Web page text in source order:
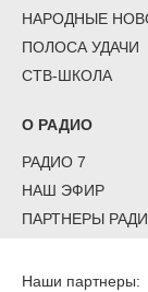
НАРОДНЫЕ
ПОЛОСА УДАЧИ
СТВ-ШКОЛА
О РАДИО
РАДИО 7
НАШ ЭФИР
ПАРТНЕРЫ
Наши партнеры: